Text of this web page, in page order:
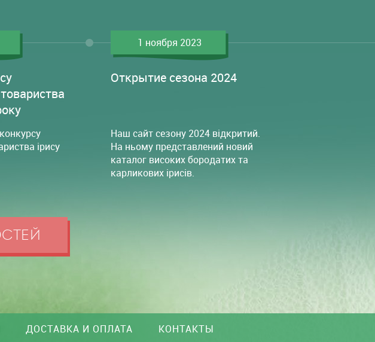
ірису
1 ноября 2023
Открытие сезона 2024
Наш сайт сезону 2024 відкритий.
На ньому представлений новий
каталог високих бородатих та
карликових ірисів.
ДОСТАВКА И ОПЛАТА КОНТАКТЫ